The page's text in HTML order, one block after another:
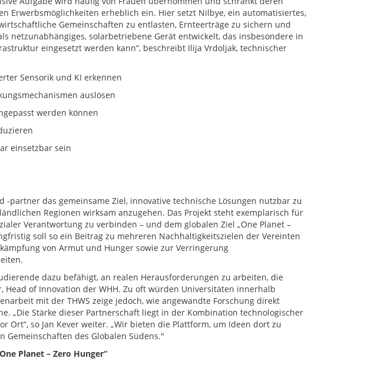
Erwerbsmöglichkeiten erheblich ein. Hier setzt Nilbye, ein automatisiertes,
Gemeinschaften zu entlasten, Ernteerträge zu sichern und
netzunabhängiges, solarbetriebene Gerät entwickelt, das insbesondere in
eingesetzt werden kann“, beschreibt Ilija Vrdoljak, technischer
Sensorik und KI erkennen
auslösen
werden können
einsetzbar sein
partner das gemeinsame Ziel, innovative technische Lösungen nutzbar zu
Regionen wirksam anzugehen. Das Projekt steht exemplarisch für
Verantwortung zu verbinden – und dem globalen Ziel „One Planet –
soll so ein Beitrag zu mehreren Nachhaltigkeitszielen der Vereinten
von Armut und Hunger sowie zur Verringerung
dazu befähigt, an realen Herausforderungen zu arbeiten, die
Head of Innovation der WHH. Zu oft würden Universitäten innerhalb
mit der THWS zeige jedoch, wie angewandte Forschung direkt
„Die Stärke dieser Partnerschaft liegt in der Kombination technologischer
Ort“, so Jan Kever weiter. „Wir bieten die Plattform, um Ideen dort zu
Gemeinschaften des Globalen Südens."
Planet – Zero Hunger“